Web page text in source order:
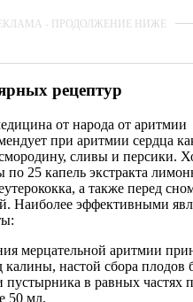
рецептур
от народа от аритмии
при аритмии сердца
сливы и персики.
по 25 капель экстракта
а также перед
Наиболее эффективными
мерцательной аритмии
калины, настой сбора
в равных частях
50 мл.